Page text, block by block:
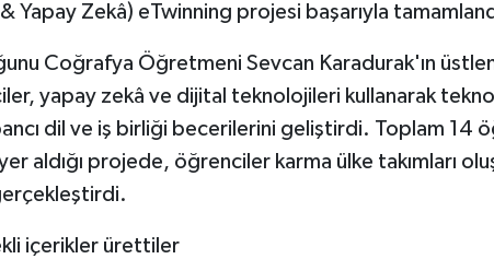
Yapay Zekâ) eTwinning projesi başarıyla
Coğrafya Öğretmeni Sevcan Karadurak'ın
yapay zekâ ve dijital teknolojileri kullanarak
dil ve iş birliği becerilerini geliştirdi. Toplam 14
aldığı projede, öğrenciler karma ülke takımları
içerikler ürettiler